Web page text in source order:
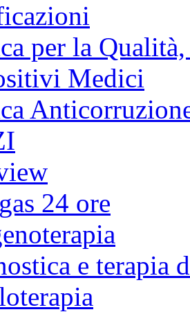
per la
Medici
24 ore
e terapia